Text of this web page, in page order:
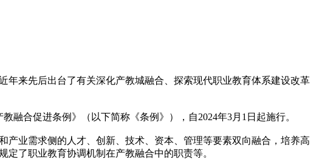
来先后出台了有关深化产教城融合、探索现代职业教育体系建设改革
合促进条例》（以下简称《条例》），自2024年3月1日起施行。
业需求侧的人才、创新、技术、资本、管理等要素双向融合，培养高
了职业教育协调机制在产教融合中的职责等。